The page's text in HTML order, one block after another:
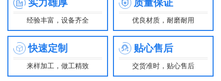
实力雄厚
经验丰富，设备齐全
质量保证
优良材质，耐磨耐用
快速定制
来样加工，做工精致
贴心售后
交货准时，贴心售后